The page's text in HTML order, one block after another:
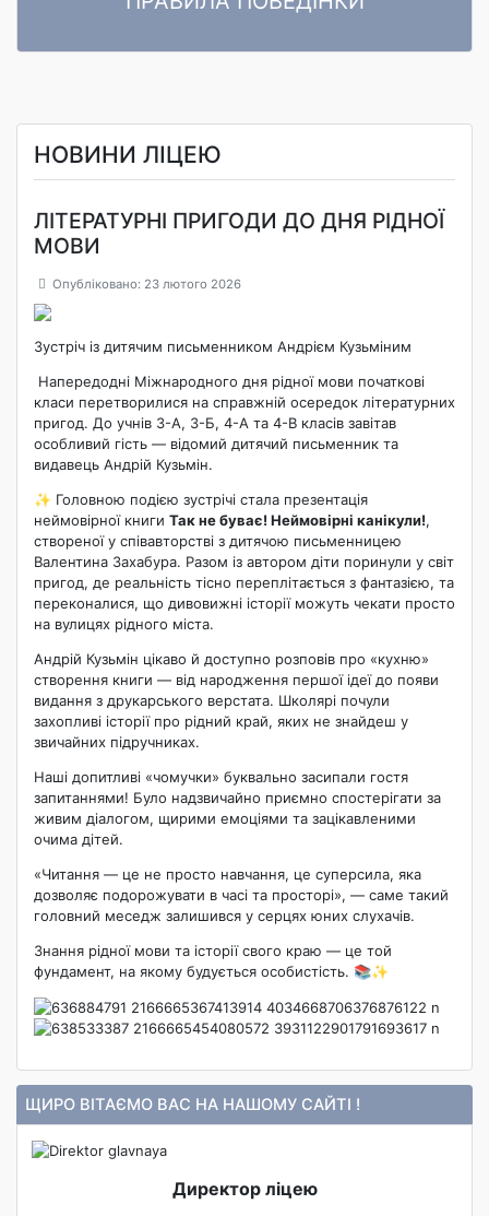
ЩИРО ВІТАЄМО ВАС НА НАШОМУ САЙТІ !
Директор ліцею
НОВИНИ ЛІЦЕЮ
ЛІТЕРАТУРНІ ПРИГОДИ ДО ДНЯ РІДНОЇ
МОВИ
Опубліковано: 23 лютого 2026
Зустріч із дитячим письменником Андрієм Кузьміним
Напередодні Міжнародного дня рідної мови початкові
класи перетворилися на справжній осередок літературних
пригод. До учнів 3-А, 3-Б, 4-А та 4-В класів завітав
особливий гість — відомий дитячий письменник та
видавець Андрій Кузьмін.
✨ Головною подією зустрічі стала презентація
неймовірної книги Так не буває! Неймовірні канікули!,
створеної у співавторстві з дитячою письменницею
Валентина Захабура. Разом із автором діти поринули у світ
пригод, де реальність тісно переплітається з фантазією, та
переконалися, що дивовижні історії можуть чекати просто
на вулицях рідного міста.
Андрій Кузьмін цікаво й доступно розповів про «кухню»
створення книги — від народження першої ідеї до появи
видання з друкарського верстата. Школярі почули
захопливі історії про рідний край, яких не знайдеш у
звичайних підручниках.
Наші допитливі «чомучки» буквально засипали гостя
запитаннями! Було надзвичайно приємно спостерігати за
живим діалогом, щирими емоціями та зацікавленими
очима дітей.
«Читання — це не просто навчання, це суперсила, яка
дозволяє подорожувати в часі та просторі», — саме такий
головний меседж залишився у серцях юних слухачів.
Знання рідної мови та історії свого краю — це той
фундамент, на якому будується особистість. 📚✨